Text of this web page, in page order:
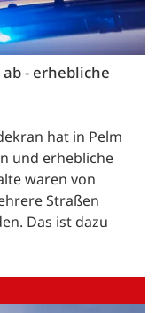
- erhebliche
hat in Pelm
und erhebliche
waren von
Straßen
Das ist dazu